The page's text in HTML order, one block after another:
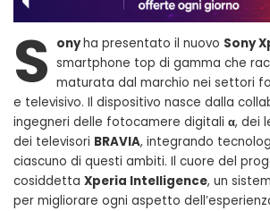
S onyha presentato il nuovo Sony
smartphone top di gamma che
maturata dal marchio nei settori
e televisivo. Il dispositivo nasce dalla
ingegneri delle fotocamere digitali α, dei
dei televisori BRAVIA, integrando
ciascuno di questi ambiti. Il cuore del
cosiddetta Xperia Intelligence, un
per migliorare ogni aspetto